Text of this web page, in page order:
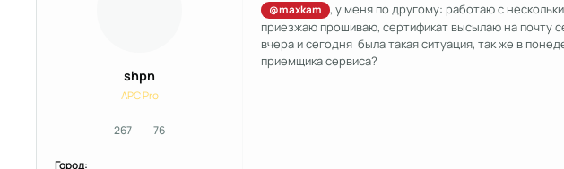
shpn
APC Pro
267сообщения
76Репутация
Город:
@maxkam
, у меня по другому: работаю с
приезжаю прошиваю, сертификат высылаю на почту
вчера и сегодня была такая ситуация, так же в
приемщика сервиса?